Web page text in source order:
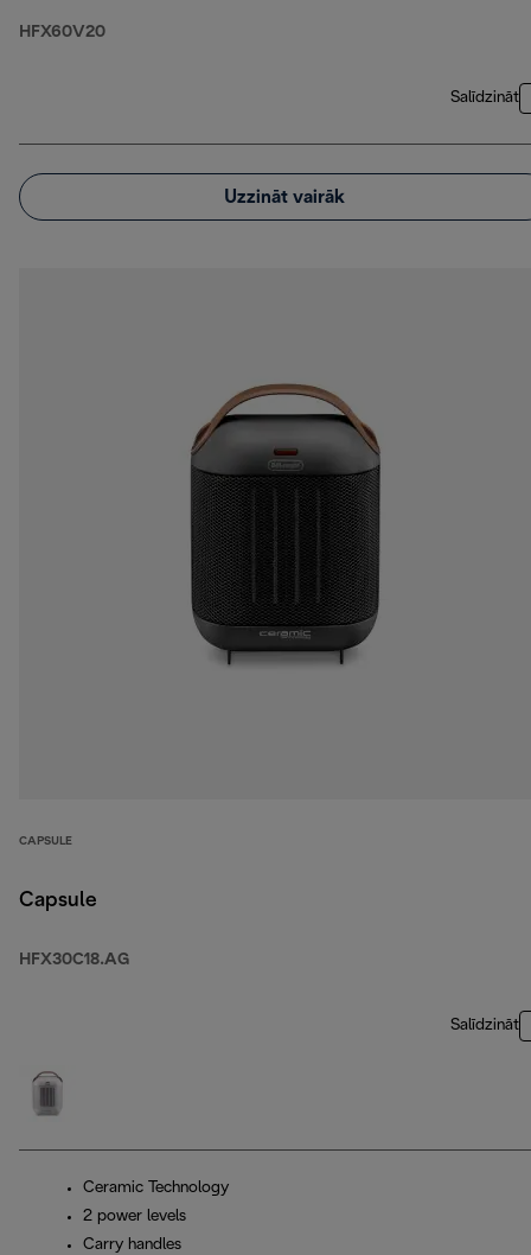
HFX60V20
Salīdzināt
Uzzināt vairāk
CAPSULE
Capsule
HFX30C18.AG
Salīdzināt
Ceramic Technology
2 power levels
Carry handles